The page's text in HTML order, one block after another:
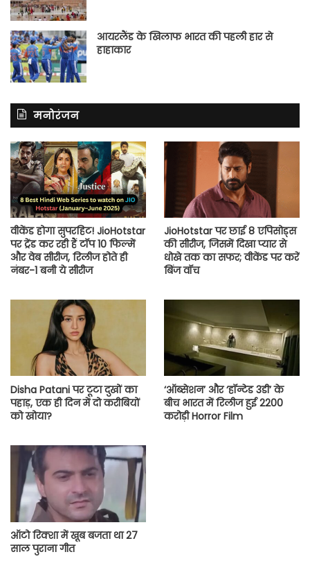
आयरलैंड के खिलाफ भारत की पहली हार से
हाहाकार
मनोरंजन
वीकेंड होगा सुपरहिट! JioHotstar
पर ट्रेंड कर रही हैं टॉप 10 फिल्में
और वेब सीरीज, रिलीज होते ही
नंबर-1 बनी ये सीरीज
JioHotstar पर छाई 8 एपिसोड्स
की सीरीज, जिसमें दिखा प्यार से
धोखे तक का सफर; वीकेंड पर करें
बिंज वॉच
Disha Patani पर टूटा दुखों का
पहाड़, एक ही दिन में दो करीबियों
को खोया?
‘ऑब्सेशन’ और ‘हॉन्टेड 3डी’ के
बीच भारत में रिलीज हुई 2200
करोड़ी Horror Film
ऑटो रिक्शा में खूब बजता था 27
साल पुराना गीत